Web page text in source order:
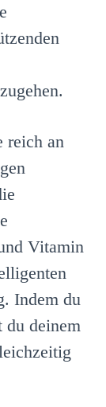
reich an
Vitamin
Indem du
du deinem